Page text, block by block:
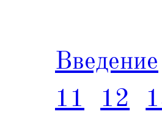
Введение
11
12